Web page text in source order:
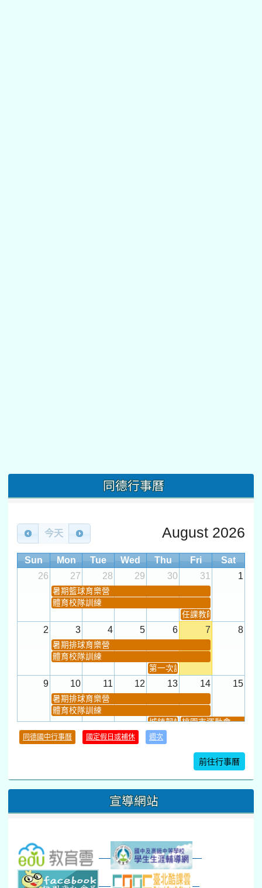
同德行事曆
今天 August 2026
Sun Mon Tue Wed Thu Fri
Sat
26
27 28 29 30 31 1
暑期籃球育樂營
體育校隊訓練
任課教師抽籤
2 3 4 5 6 7 8
暑期排球育樂營
體育校隊訓練
第一次課發會 (12:30~)
9 10 11 12 13 14 15
暑期排球育樂營
體育校隊訓練
城鎮韌性(防空)演習
桃園市運動會
暑期體育育樂營結束
21 22
桃園市運動會
數感實驗夏令營(整天)
新生智力測驗補測(...
下午-新進教師研習
教師備課會議
新生訓練(整天)新生訓練(~12:00)
下午-校務會議14:00-
八九年級返校8-9
同德國中行事曆 國定假日或補休 週次
前往行事曆
宣導網站